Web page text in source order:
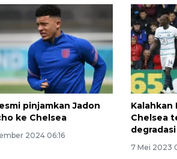
pinjamkan Jadon
ke Chelsea
2024 06:16
Kalahkan
Chelsea
degradasi
7 Mei 2023